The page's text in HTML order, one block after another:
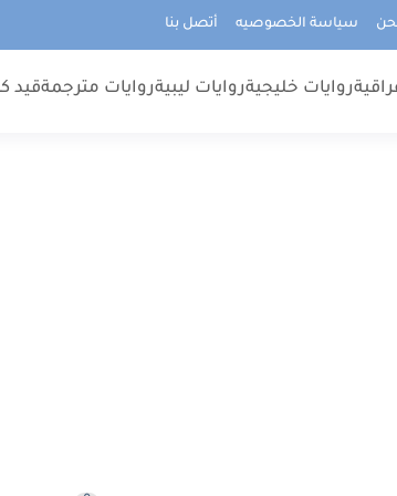
سياسة الخصوصيه أتصل بنا
روايات خليجيةروايات ليبيةروايات مترجمةقيد